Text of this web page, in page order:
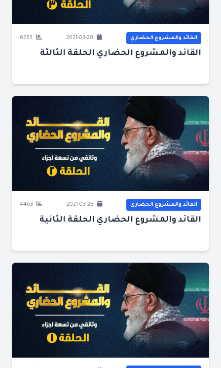
القائد والمشروع الحضاري
القائد والمشروع الحضاري الحلقة الثالثة
القائد والمشروع الحضاري
القائد والمشروع الحضاري الحلقة الثانية